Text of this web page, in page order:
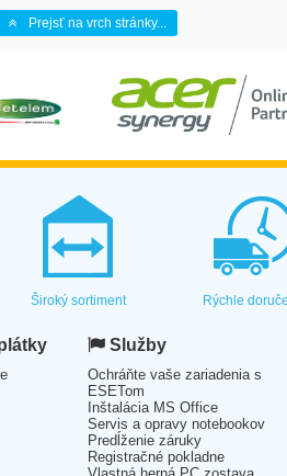
Prejsť na vrch stránky...
Široký sortiment Rýchle
Služby
Ochráňte vaše zariadenia s
ESETom
Inštalácia MS Office
Servis a opravy notebookov
Predĺženie záruky
Registračné pokladne